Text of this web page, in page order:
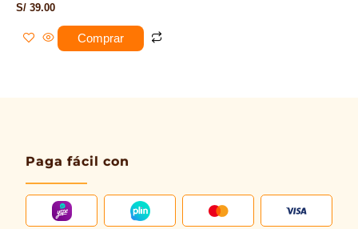
S/ 39.00
Comprar
Paga fácil con